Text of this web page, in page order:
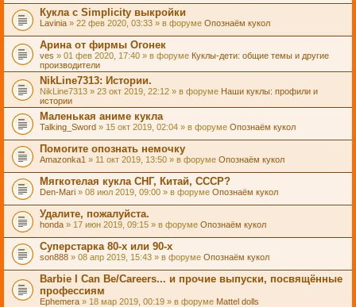
Кукла с Simplicity выкройки
Lavinia » 22 фев 2020, 03:33 » в форуме Опознаём кукол
Арина от фирмы Огонек
ves » 01 фев 2020, 17:40 » в форуме Куклы-дети: общие темы и другие
производители
NikLine7313: Истории.
NikLine7313 » 23 окт 2019, 22:12 » в форуме Наши куклы: профили и
истории
Маленькая аниме кукла
Talking_Sword » 15 окт 2019, 02:04 » в форуме Опознаём кукол
Помогите опознать немочку
Amazonka1 » 11 окт 2019, 13:50 » в форуме Опознаём кукол
Мягкотелая кукла СНГ, Китай, СССР?
Den-Mari » 08 июл 2019, 09:00 » в форуме Опознаём кукол
Удалите, пожалуйста.
honda » 17 июн 2019, 09:15 » в форуме Опознаём кукол
Суперстарка 80-х или 90-х
son888 » 08 апр 2019, 15:43 » в форуме Опознаём кукол
Barbie I Can Be/Careers... и прочие выпуски, посвящённые
профессиям
Ephemera » 18 мар 2019, 00:19 » в форуме Mattel dolls